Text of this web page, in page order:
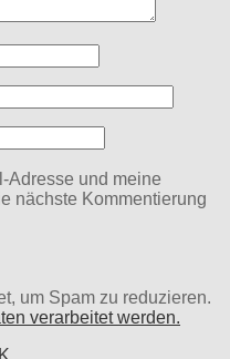
Adresse und meine
nächste Kommentierung
um Spam zu reduzieren.
verarbeitet werden.